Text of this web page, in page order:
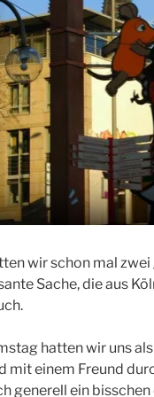
wir schon mal
Sache, die aus
hatten wir uns
mit einem Freund
generell ein